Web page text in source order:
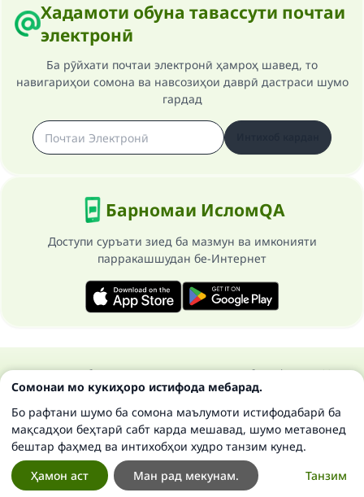
Хадамоти обуна тавассути почтаи
электронӣ
Ба рӯйхати почтаи электронӣ ҳамроҳ шавед, то
навигариҳои сомона ва навсозиҳои даврӣ дастраси шумо
гардад
Барномаи ИсломQA
Доступи суръати зиед ба мазмун ва имконияти
парракашшудан бе-Интернет
Ҳамаи ҳуқуқ ба сомонаи Ислом савол ва ҷавоб маҳфуз аст 1997-
2025 ©
Сомонаи мо кукиҳоро истифода мебарад.
Бо рафтани шумо ба сомона маълумоти истифодабарӣ ба
мақсадҳои беҳтарӣ сабт карда мешавад, шумо метавонед
бештар фаҳмед ва интихобҳои худро танзим кунед.
Танзим
Ман рад мекунам.
Ҳамон аст